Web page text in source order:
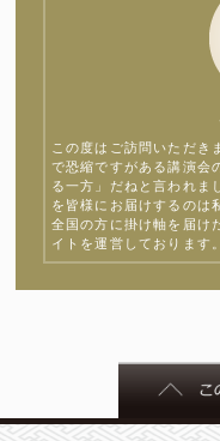
この度はご訪問いただき
で恐縮ですがある講演会
る一方」だねと言われま
を皆様にお届けするのは
全国の方に掛け軸を届け
イトを運営しております。